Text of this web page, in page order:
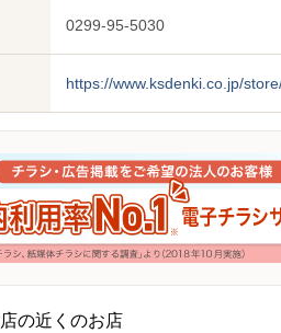
0299-95-5030
https://www.ksdenki.co.jp/
の近くのお店